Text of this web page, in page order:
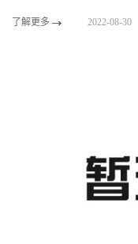
了解更多 2022-08-30